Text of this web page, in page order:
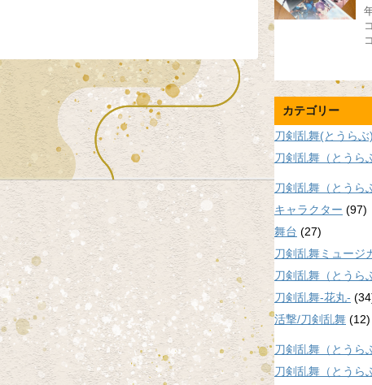
カテゴリー
刀剣乱舞(とうらぶ
刀剣乱舞（とうら
刀剣乱舞（とうら
キャラクター (97)
舞台 (27)
刀剣乱舞ミュージ
刀剣乱舞（とうら
刀剣乱舞-花丸-
活撃/刀剣乱舞 (12)
刀剣乱舞（とうら
刀剣乱舞（とうら